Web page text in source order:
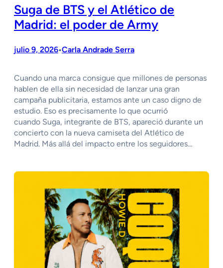
Suga de BTS y el Atlético de
Madrid: el poder de Army
julio 9, 2026•Carla Andrade Serra
Cuando una marca consigue que millones de personas
hablen de ella sin necesidad de lanzar una gran
campaña publicitaria, estamos ante un caso digno de
estudio. Eso es precisamente lo que ocurrió
cuando Suga, integrante de BTS, apareció durante un
concierto con la nueva camiseta del Atlético de
Madrid. Más allá del impacto entre los seguidores…